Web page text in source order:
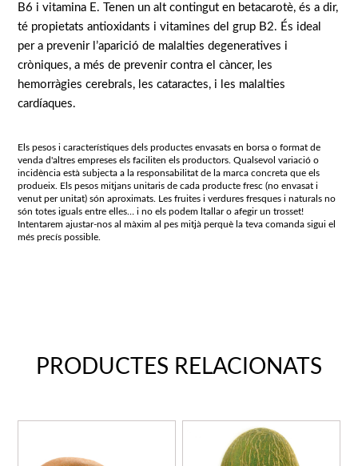
B6 i vitamina E. Tenen un alt contingut en betacarotè, és a dir,
té propietats antioxidants i vitamines del grup B2. És ideal
per a prevenir l’aparició de malalties degeneratives i
cròniques, a més de prevenir contra el càncer, les
hemorràgies cerebrals, les cataractes, i les malalties
cardíaques.
Els pesos i característiques dels productes envasats en borsa o format de
venda d'altres empreses els faciliten els productors. Qualsevol variació o
incidència està subjecta a la responsabilitat de la marca concreta que els
produeix. Els pesos mitjans unitaris de cada producte fresc (no envasat i
venut per unitat) són aproximats. Les fruites i verdures fresques i naturals no
són totes iguals entre elles… i no els podem ltallar o afegir un trosset!
Intentarem ajustar-nos al màxim al pes mitjà perquè la teva comanda sigui el
més precís possible.
PRODUCTES RELACIONATS